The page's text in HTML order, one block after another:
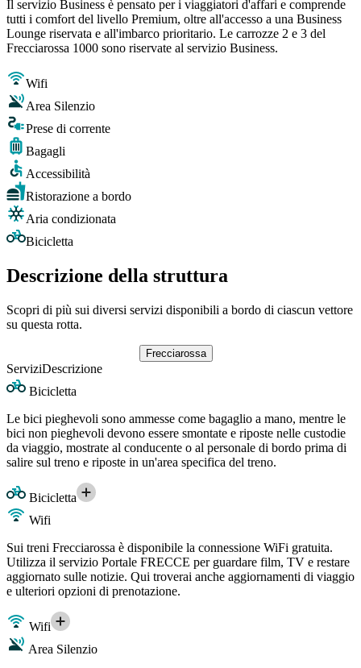
Il servizio Business è pensato per i viaggiatori d'affari e comprende
tutti i comfort del livello Premium, oltre all'accesso a una Business
Lounge riservata e all'imbarco prioritario. Le carrozze 2 e 3 del
Frecciarossa 1000 sono riservate al servizio Business.
Wifi
Area Silenzio
Prese di corrente
Bagagli
Accessibilità
Ristorazione a bordo
Aria condizionata
Bicicletta
Descrizione della struttura
Scopri di più sui diversi servizi disponibili a bordo di ciascun vettore
su questa rotta.
Frecciarossa
ServiziDescrizione
Bicicletta
Le bici pieghevoli sono ammesse come bagaglio a mano, mentre le
bici non pieghevoli devono essere smontate e riposte nelle custodie
da viaggio, mostrate al conducente o al personale di bordo prima di
salire sul treno e riposte in un'area specifica del treno.
Bicicletta
Wifi
Sui treni Frecciarossa è disponibile la connessione WiFi gratuita.
Utilizza il servizio Portale FRECCE per guardare film, TV e restare
aggiornato sulle notizie. Qui troverai anche aggiornamenti di viaggio
e ulteriori opzioni di prenotazione.
Wifi
Area Silenzio